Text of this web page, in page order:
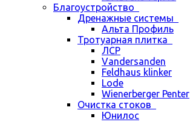
Благоустройство
Дренажные системы
Альта Профиль
Тротуарная плитка
ЛСР
Vandersanden
Feldhaus klinker
Lode
Wienerberger Penter
Очистка стоков
Юнилос